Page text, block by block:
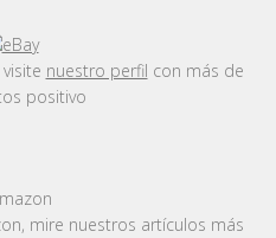
nuestro perfil con más de
positivo
mire nuestros artículos más